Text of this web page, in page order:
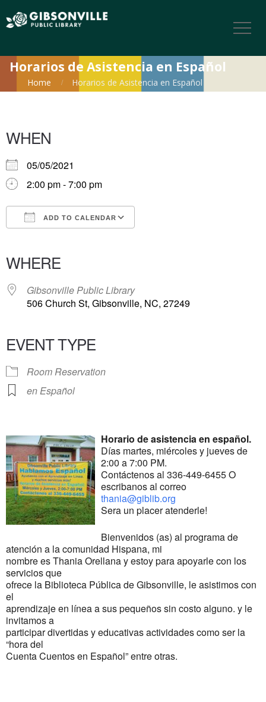
Horarios de Asistencia en Español
Home Horarios de Asistencia en Español
WHEN
05/05/2021
2:00 pm - 7:00 pm
ADD TO CALENDAR
WHERE
Gibsonville Public Library
506 Church St, Gibsonville, NC, 27249
EVENT TYPE
Room Reservation
en Español
Horario de asistencia en español.
Días martes, miércoles y jueves de
2:00 a 7:00 PM.
Contáctenos al 336-449-6455 O
escribanos al correo
thania@giblib.org
Sera un placer atenderle!
Bienvenidos (as) al programa de
atención a la comunidad Hispana, mi
nombre es Thania Orellana y estoy para apoyarle con los
servicios que
ofrece la Biblioteca Pública de Gibsonville, le asistimos con
el
aprendizaje en línea a sus pequeños sin costo alguno. y le
invitamos a
participar divertidas y educativas actividades como ser la
“hora del
Cuenta Cuentos en Español” entre otras.